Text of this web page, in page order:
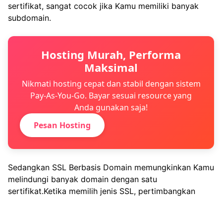
sertifikat, sangat cocok jika Kamu memiliki banyak
subdomain.
Hosting Murah, Performa
Maksimal
Nikmati hosting cepat dan stabil dengan sistem
Pay-As-You-Go. Bayar sesuai resource yang
Anda gunakan saja!
Pesan Hosting
Sedangkan SSL Berbasis Domain memungkinkan Kamu
melindungi banyak domain dengan satu
sertifikat.Ketika memilih jenis SSL, pertimbangkan